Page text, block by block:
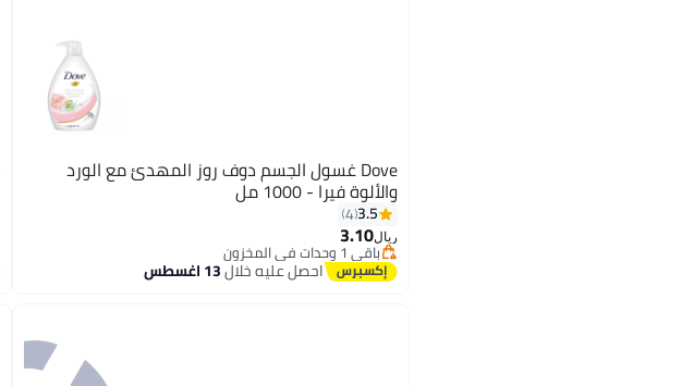
Dove غسول الجسم دوف روز المهدئ مع الورد
والألوة فيرا - 1000 مل
3.5
4
ريال3.10
باقي 1 وحدات في المخزون
تم بيع +20 مؤخرًا
باقي 1 وحدات في المخزون
احصل عليه خلال13 اغسطس